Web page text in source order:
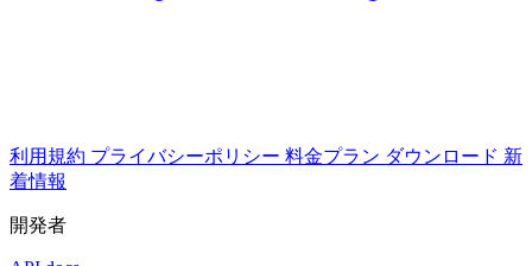
利用規約 プライバシーポリシー 料金プラン ダウンロード 新
着情報
開発者